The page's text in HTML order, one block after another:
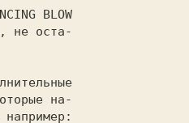
BLOW
не оста-
на-